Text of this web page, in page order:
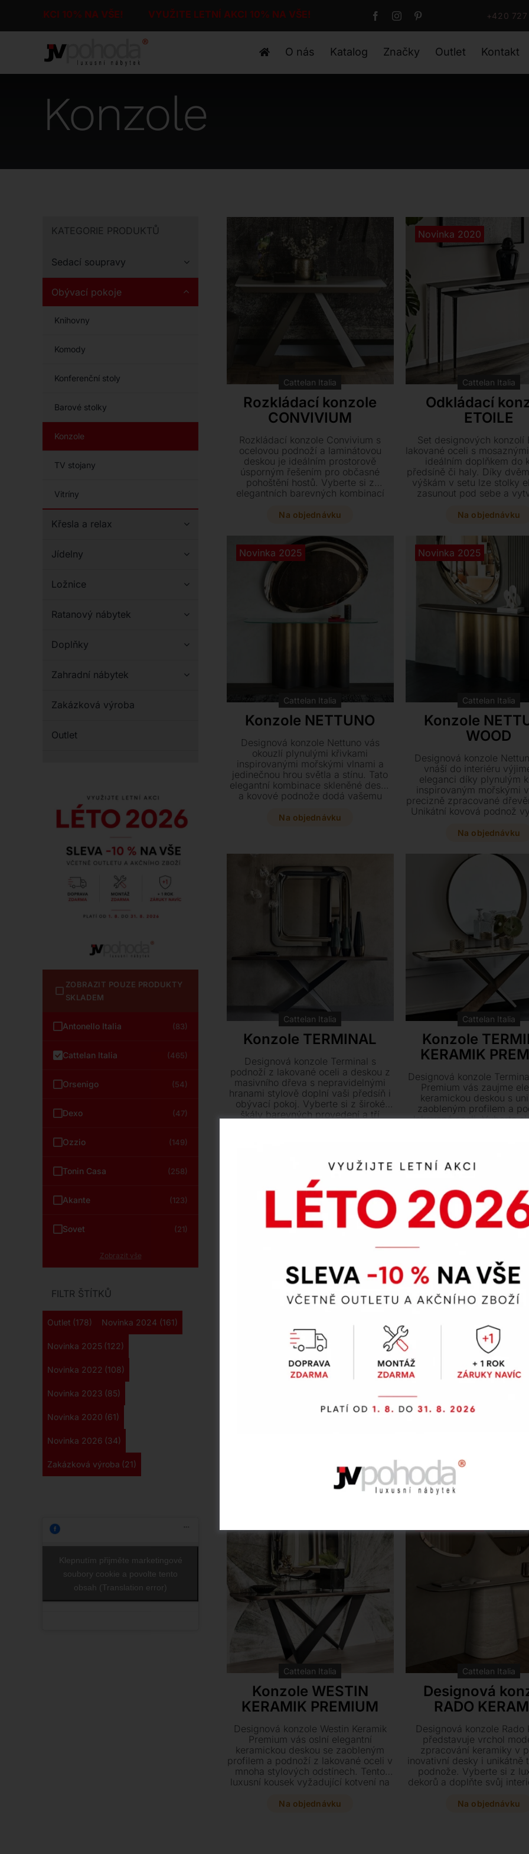
AKCI 10% NA VŠE! VYUŽITE LETNÍ AKCI 10% NA VŠE! +420
O nás Katalog Značky Outlet Kontakt
Konzole
KATEGORIE PRODUKTŮ
Sedací soupravy
Obývací pokoje
Knihovny
Komody
Konferenční stoly
Barové stolky
Konzole
TV stojany
Vitríny
Křesla a relax
Jídelny
Ložnice
Ratanový nábytek
Doplňky
Zahradní nábytek
Zakázková výroba
Outlet
ZOBRAZIT POUZE PRODUKTY
SKLADEM
Antonello Italia (83)
Cattelan Italia (465)
Orsenigo (54)
Dexo (47)
Ozzio (149)
Tonin Casa (258)
Akante (123)
Sovet (21)
Zobrazit vše
FILTR ŠTÍTKŮ
Outlet (178) Novinka 2024 (161)
Novinka 2025 (122)
Novinka 2022 (108)
Novinka 2023 (85)
Novinka 2020 (61)
Novinka 2026 (34)
Zakázková výroba (21)
Klepnutím přijměte marketingové
soubory cookie a povolte tento
obsah (Translation error)
Cattelan Italia
Rozkládací konzole
CONVIVIUM
Rozkládací konzole Convivium s
ocelovou podnoží a laminátovou
deskou je ideálním prostorově
úsporným řešením pro občasné
pohoštění hostů. Vyberte si z
elegantních barevných kombinací
nábytek, který se snadno přizpůsobí
Na objednávku
Novinka 2020
Cattelan Italia
Odkládací
ETOILE
Set designových konzolí
lakované oceli s
ideálním doplňkem do
předsíně či haly. Díky
výškám v setu lze stolky
zasunout pod sebe a
interiér. Vyberte si z
velikostních
Na objednávku
Novinka 2025
Cattelan Italia
Konzole NETTUNO
Designová konzole Nettuno vás
okouzlí plynulými křivkami
inspirovanými mořskými vlnami a
jedinečnou hrou světla a stínu. Tato
elegantní kombinace skleněné desky
a kovové podnože dodá vašemu
prvek zároveň. Vyberte si z mnoha
Na objednávku
Novinka 2025
Cattelan Italia
Konzole
WOOD
Designová konzole
vnáší do interiéru
eleganci díky plynulým
inspirovaným mořskými
precizně zpracované
Unikátní kovová podnož
monumentální i subtilní
provedení dřeva a
různých rozměrech.
Na objednávku
Cattelan Italia
Konzole TERMINAL
Designová konzole Terminal s
podnoží z lakované oceli a deskou z
masivního dřeva s nepravidelnými
hranami stylově doplní vaši předsíň i
obývací pokoj. Vyberte si z široké
škály barevných provedení a tří
Cattelan Italia
Konzole
KERAMIK
Designová konzole
Premium vás zaujme
keramickou deskou s
zaobleným profilem a
lakované oceli. Vyberte
praktických rozměrů
prvek vyžaduje ukotvení
dodá vašemu domovu
Cattelan Italia
Konzole VARENNE
Moderní konzole Varenne představuje
mistrovské dílo asymetrického
designu, které kombinuje ušlechtilé
nekompromisní kvalitu. Vyberte si z
exkluzivních provedení desky v
ořechu či dubu a slaďte je s širokou
Na objednávku
Cattelan Italia
Designová
Designová konzole
domácnosti. Vyberte si z
variant s horní deskou z
nebo ořechu Canaletto v
grafitovou ocelovou
Cattelan Italia
Konzole WESTIN
KERAMIK PREMIUM
Designová konzole Westin Keramik
Premium vás oslní elegantní
keramickou deskou se zaobleným
profilem a podnoží z lakované oceli v
mnoha stylových odstínech. Tento
luxusní kousek vyžadující kotvení na
velkorysých rozměrech, které dodají
Na objednávku
Cattelan Italia
Designová
RADO
Designová konzole Rado
představuje vrchol
zpracování keramiky v
inovativní desky i unikátně
podnože. Vyberte si z
dekorů a doplňte svůj
zeď.
Na objednávku